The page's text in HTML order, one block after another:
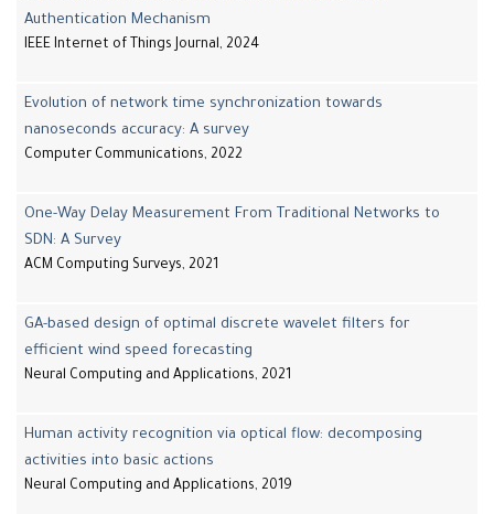
Authentication Mechanism
IEEE Internet of Things Journal, 2024
Evolution of network time synchronization towards
nanoseconds accuracy: A survey
Computer Communications, 2022
One-Way Delay Measurement From Traditional Networks to
SDN: A Survey
ACM Computing Surveys, 2021
GA-based design of optimal discrete wavelet filters for
efficient wind speed forecasting
Neural Computing and Applications, 2021
Human activity recognition via optical flow: decomposing
activities into basic actions
Neural Computing and Applications, 2019